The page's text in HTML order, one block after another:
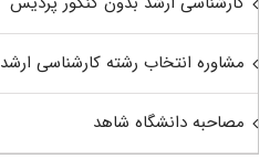
مشاوره انتخاب رشته کارشناسی ارشد
مصاحبه دانشگاه شاهد